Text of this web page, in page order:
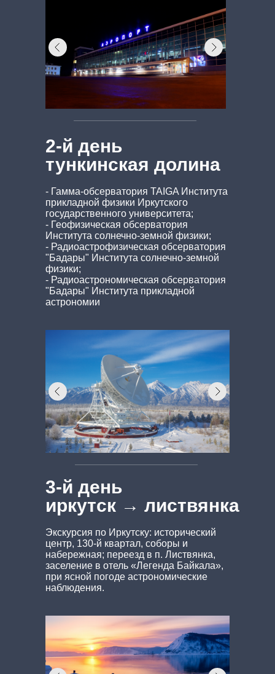
2-й день
тункинская долина
- Гамма-обсерватория TAIGA Института
прикладной физики Иркутского
государственного университета;
- Геофизическая обсерватория
Института солнечно-земной физики;
- Радиоастрофизическая обсерватория
"Бадары" Института солнечно-земной
физики;
- Радиоастрономическая обсерватория
"Бадары" Института прикладной
астрономии
3-й день
иркутск → листвянка
Экскурсия по Иркутску: исторический
центр, 130-й квартал, соборы и
набережная; переезд в п. Листвянка,
заселение в отель «Легенда Байкала»,
при ясной погоде астрономические
наблюдения.